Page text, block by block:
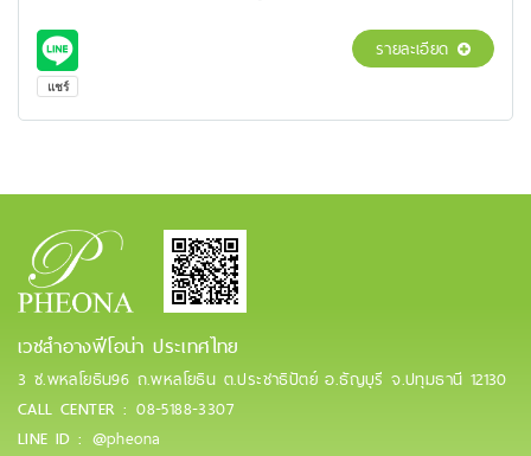
รายละเอียด
เวชสำอางฟีโอน่า ประเทศไทย
3 ซ.พหลโยธิน96 ถ.พหลโยธิน ต.ประชาธิปัตย์ อ.ธัญบุรีจ.ปทุมธานี 12130
CALL CENTER : 08-5188-3307
LINE ID : @pheona